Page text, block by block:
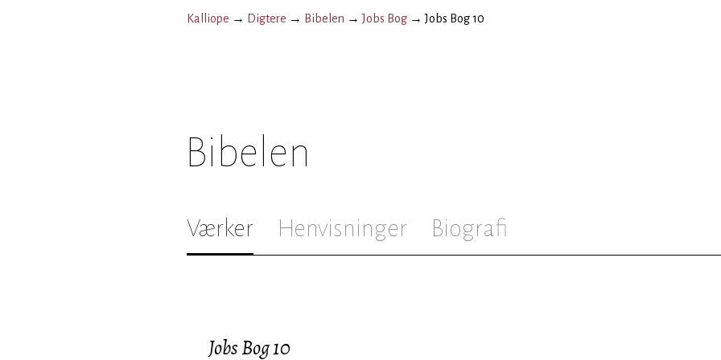
Kalliope → Digtere → Bibelen →Jobs Bog →Jobs Bog 10
Bibelen
Værker Henvisninger Biografi
Jobs Bog 10